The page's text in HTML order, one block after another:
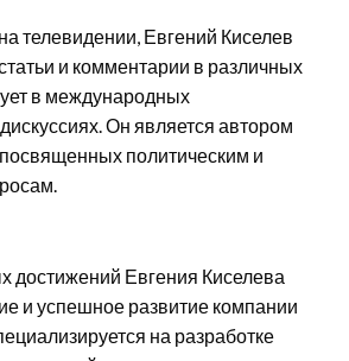
телевидении, Евгений Киселев
и комментарии в различных
в международных
Он является автором
посвященных политическим и
достижений Евгения Киселева
и успешное развитие компании
на разработке